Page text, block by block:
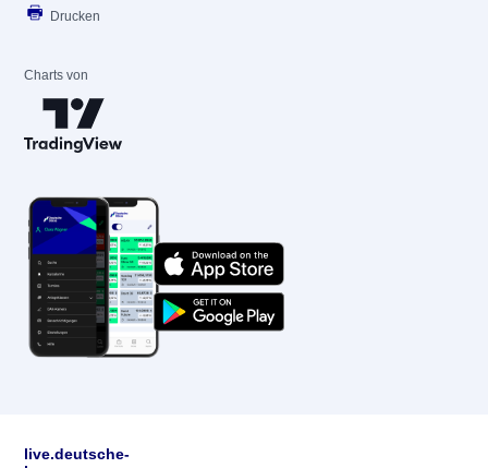
Drucken
Charts von
live.deutsche-